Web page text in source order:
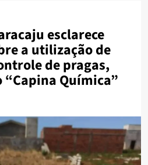
esclarece
a utilização de
de pragas,
“Capina Química”